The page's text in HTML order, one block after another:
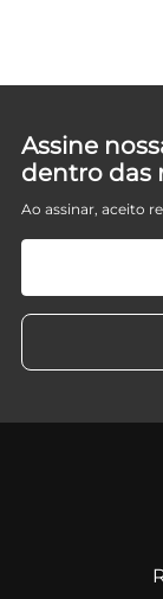
Assine
dentro das
Ao assinar, aceito